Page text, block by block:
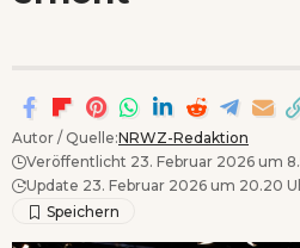
Autor / Quelle:NRWZ-Redaktion
Veröffentlicht 23. Februar 2026 um
Update 23. Februar 2026 um 20.20